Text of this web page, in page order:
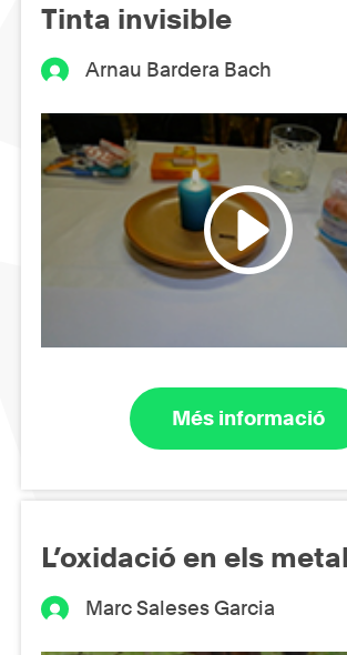
Tinta invisible
Arnau Bardera Bach
Més informació
L’oxidació en els
Marc Saleses Garcia